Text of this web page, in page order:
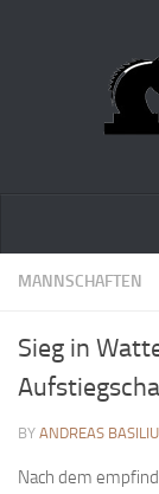
Home
MANNSCHAFTEN
Sieg in
BY ANDREAS
Nach dem